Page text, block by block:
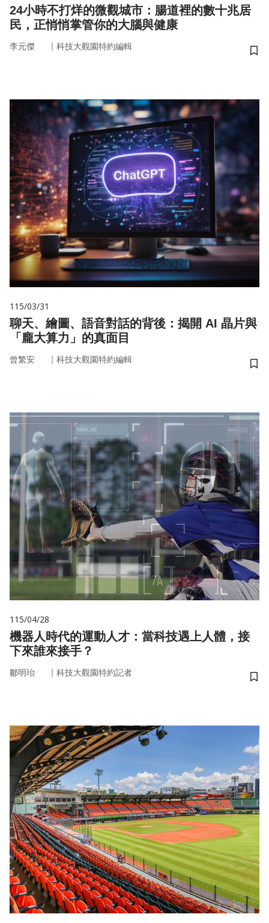
24小時不打烊的微觀城市：腸道裡的數十兆居
民，正悄悄掌管你的大腦與健康
李元傑 ｜ 科技大觀園特約編輯
儲
115/03/31
聊天、繪圖、語音對話的背後：揭開 AI 晶片與
「龐大算力」的真面目
曾繁安 ｜ 科技大觀園特約編輯
儲
115/04/28
機器人時代的運動人才：當科技遇上人體，接
下來誰來接手？
鄒明珆 ｜ 科技大觀園特約記者
儲